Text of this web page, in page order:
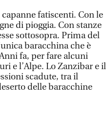
fatiscenti. Con le
di pioggia. Con stanze
sottosopra. Prima del
baracchina che è
fa, per fare alcuni
e l’Alpe. Lo Zanzibar e il
scadute, tra il
delle baracchine